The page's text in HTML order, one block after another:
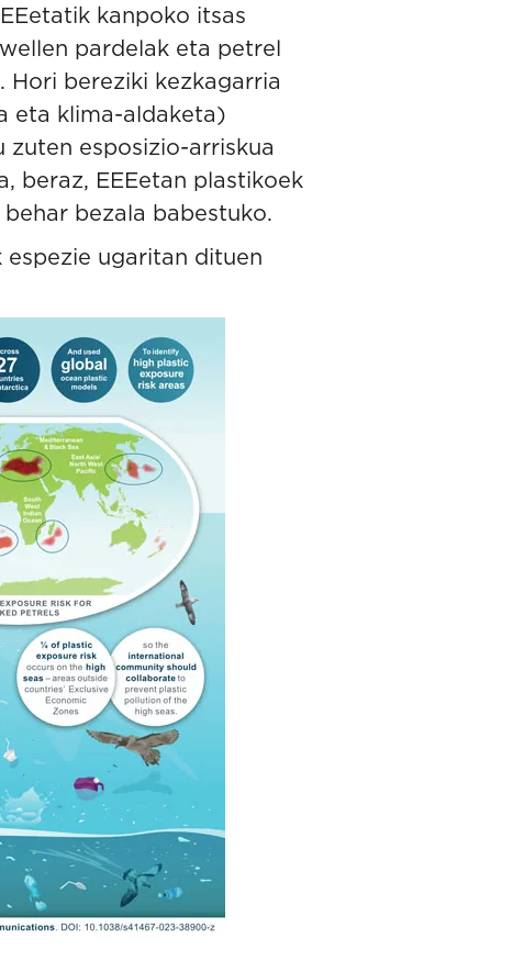
kanpoko itsas
pardelak eta petrel
Hori bereziki kezkagarria
eta klima-aldaketa)
esposizio-arriskua
beraz, EEEetan plastikoek
bezala babestuko.
ugaritan dituen